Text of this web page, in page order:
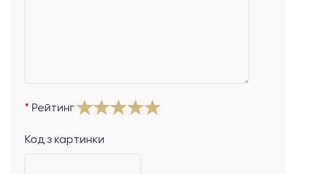
Рейтинг
Код з картинки